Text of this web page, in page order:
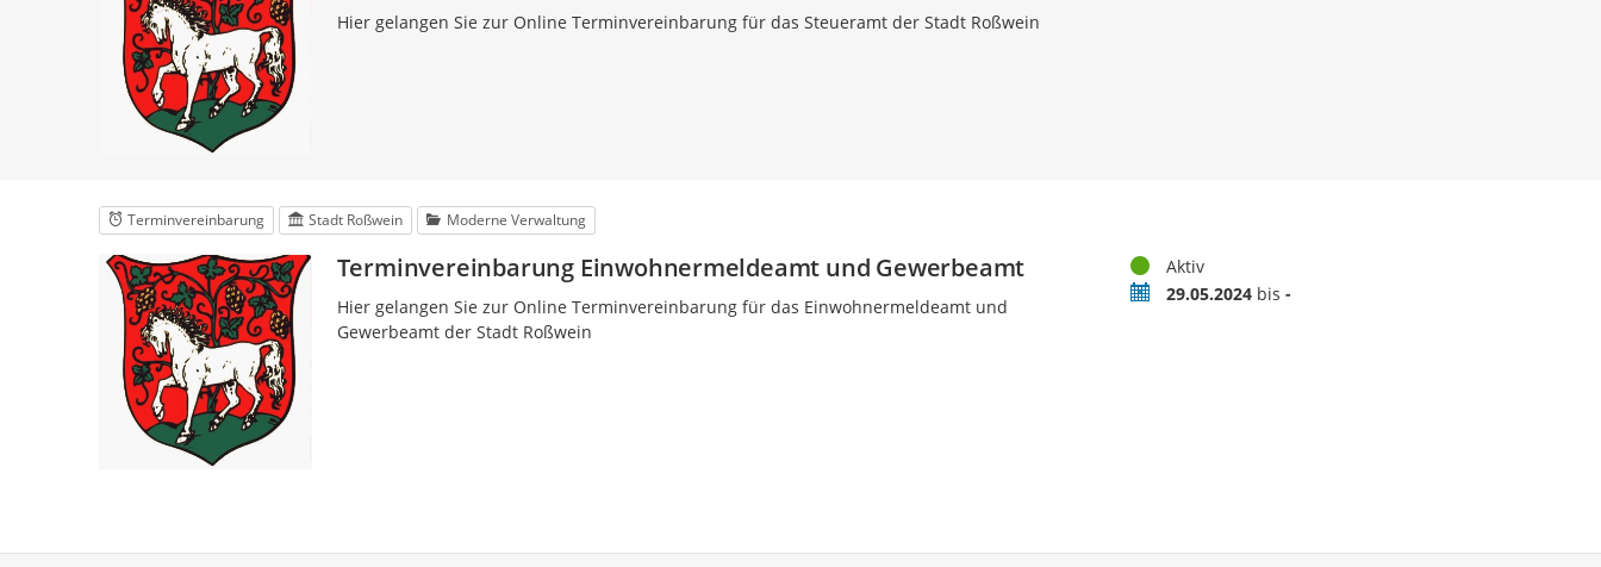
Hier gelangen Sie zur Online Terminvereinbarung für das Steueramt der Stadt Roßwein
Terminvereinbarung Stadt Roßwein Moderne Verwaltung
Terminvereinbarung Einwohnermeldeamt und Gewerbeamt
Hier gelangen Sie zur Online Terminvereinbarung für das Einwohnermeldeamt und
Gewerbeamt der Stadt Roßwein
StatusAktiv
Zeitraum29.05.2024 bis-